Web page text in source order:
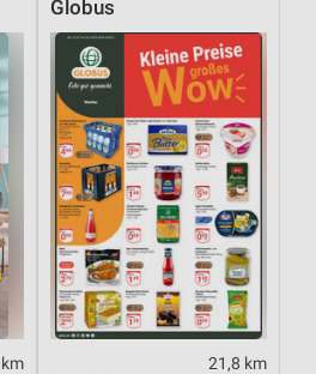
Globus
21,8 km